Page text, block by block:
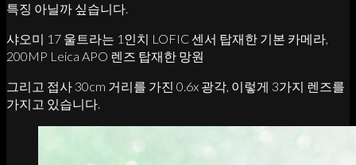
특징 아닐까 싶습니다.
샤오미 17 울트라는 1인치 LOFIC 센서 탑재한 기본 카메라,
200MP Leica APO 렌즈 탑재한 망원
그리고 접사 30cm 거리를 가진 0.6x 광각, 이렇게 3가지 렌즈를
가지고 있습니다.